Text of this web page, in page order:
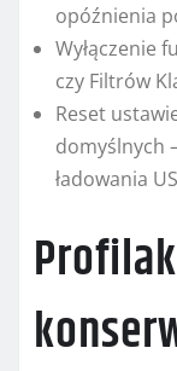
opóźnienia
Wyłączenie
czy Filtrów
Reset
domyślnych
ładowania